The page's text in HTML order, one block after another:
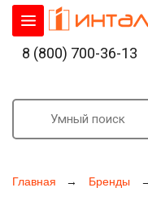
Главная Бренды
8 (800) 700-36-13